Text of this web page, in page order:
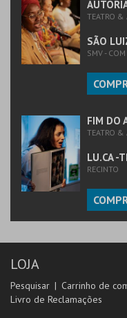
TEATRO &
SÃO
SMV -
FIM DO
TEATRO &
LU.CA -
RECINTO
LOJA
Pesquisar Carrinho de
Livro de Reclamações